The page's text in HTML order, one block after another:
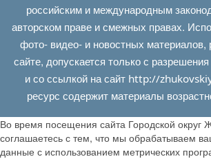
российским и международным
авторском праве и смежных правах.
фото- видео- и новостных
сайте, допускается только с
и со ссылкой на сайт http://
ресурс содержит материалы
Во время посещения сайта Городской округ
соглашаетесь с тем, что мы обрабатываем
данные с использованием метрических